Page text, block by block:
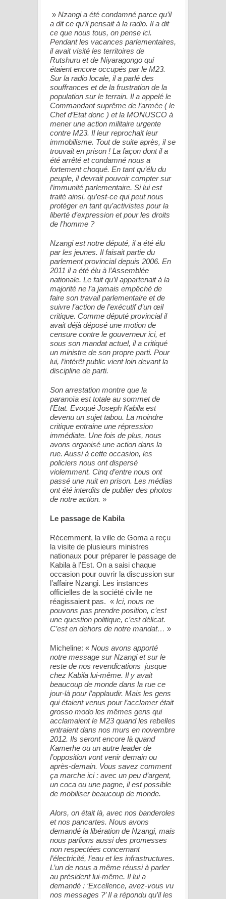
» Nzangi a été condamné parce qu’il
a dit ce qu’il pensait à la radio. Il a dit
ce que nous tous, on pense ici.
Pendant les vacances parlementaires,
il avait visité les territoires de
Rutshuru et de Niyaragongo qui
étaient encore occupés par le M23.
Sur la radio locale, il a parlé des
souffrances et de la frustration de la
population sur le terrain. Il a appelé le
Commandant suprême de l’armée ( le
Chef d’Etat donc ) et la MONUSCO à
mener une action militaire urgente
contre M23. Il leur reprochait leur
immobilisme. Tout de suite après, il se
trouvait en prison ! La façon dont il a
été arrêté et condamné nous a
fortement choqué. En tant qu’élu du
peuple, il devrait pouvoir compter sur
l’immunité parlementaire. Si lui est
traité ainsi, qu’est-ce qui peut nous
protéger en tant qu’activistes pour la
liberté d’expression et pour les droits
de l’homme ?
Nzangi est notre député, il a été élu
par les jeunes. Il faisait partie du
parlement provincial depuis 2006. En
2011 il a été élu à l’Assemblée
nationale. Le fait qu’il appartenait à la
majorité ne l’a jamais empêché de
faire son travail parlementaire et de
suivre l’action de l’exécutif d’un œil
critique. Comme député provincial il
avait déjà déposé une motion de
censure contre le gouverneur ici, et
sous son mandat actuel, il a critiqué
un ministre de son propre parti. Pour
lui, l’intérêt public vient loin devant la
discipline de parti.
Son arrestation montre que la
paranoïa est totale au sommet de
l’Etat. Evoqué Joseph Kabila est
devenu un sujet tabou. La moindre
critique entraine une répression
immédiate. Une fois de plus, nous
avons organisé une action dans la
rue. Aussi à cette occasion, les
policiers nous ont dispersé
violemment. Cinq d’entre nous ont
passé une nuit en prison. Les médias
ont été interdits de publier des photos
de notre action. »
Le passage de Kabila
Récemment, la ville de Goma a reçu
la visite de plusieurs ministres
nationaux pour préparer le passage de
Kabila à l’Est. On a saisi chaque
occasion pour ouvrir la discussion sur
l’affaire Nzangi. Les instances
officielles de la société civile ne
réagissaient pas. « Ici, nous ne
pouvons pas prendre position, c’est
une question politique, c’est délicat.
C’est en dehors de notre mandat… »
Micheline: « Nous avons apporté
notre message sur Nzangi et sur le
reste de nos revendications jusque
chez Kabila lui-même. Il y avait
beaucoup de monde dans la rue ce
jour-là pour l’applaudir. Mais les gens
qui étaient venus pour l’acclamer était
grosso modo les mêmes gens qui
acclamaient le M23 quand les rebelles
entraient dans nos murs en novembre
2012. Ils seront encore là quand
Kamerhe ou un autre leader de
l’opposition vont venir demain ou
après-demain. Vous savez comment
ça marche ici : avec un peu d’argent,
un coca ou une pagne, il est possible
de mobiliser beaucoup de monde.
Alors, on était là, avec nos banderoles
et nos pancartes. Nous avons
demandé la libération de Nzangi, mais
nous parlions aussi des promesses
non respectées concernant
l’électricité, l’eau et les infrastructures.
L’un de nous a même réussi à parler
au président lui-même. Il lui a
demandé : ‘Excellence, avez-vous vu
nos messages ?’ Il a répondu qu’il les